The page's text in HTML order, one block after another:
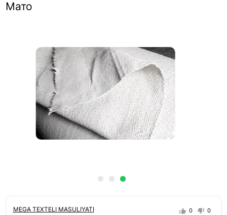
Мато
MEGA TEXTELI MASULIYATI
0 0